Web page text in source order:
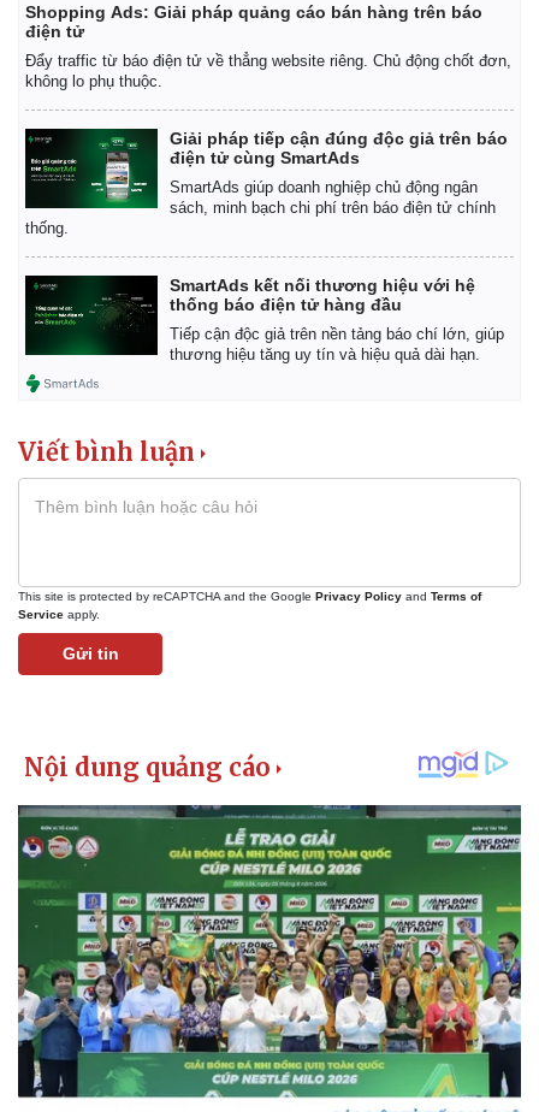
Bất động sản
Khởi nghiệp
Thị trường
Shopping Ads: Giải pháp quảng cáo bán hàng trên báo
điện tử
Đẩy traffic từ báo điện tử về thẳng website riêng. Chủ động chốt đơn,
không lo phụ thuộc.
Giải pháp tiếp cận đúng độc giả trên báo
điện tử cùng SmartAds
SmartAds giúp doanh nghiệp chủ động ngân
sách, minh bạch chi phí trên báo điện tử chính
thống.
SmartAds kết nối thương hiệu với hệ
thống báo điện tử hàng đầu
Tiếp cận độc giả trên nền tảng báo chí lớn, giúp
thương hiệu tăng uy tín và hiệu quả dài hạn.
Viết bình luận
This site is protected by reCAPTCHA and the Google Privacy Policy and Terms of
Service apply.
Gửi tin